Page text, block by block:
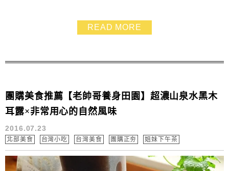
豆粒粒飽滿又香甜❤
READ MORE
團購美食推薦【老帥哥養身田園】超濃山泉水黑木
耳露×非常用心的自然風味
2016.07.23
北部美食 台灣小吃 台灣美食 團購正夯 姐妹下午茶